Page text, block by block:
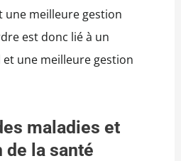
meilleure gestion
est donc lié à un
une meilleure gestion
maladies et
la santé